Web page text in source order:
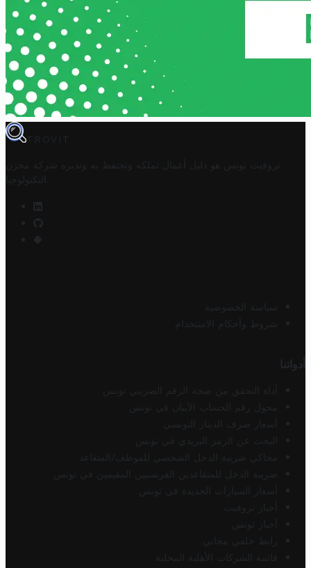
TROVIT
تروفيت تونس هو دليل أعمال تملكه وتحتفظ به وتديره
شركة مخزن
التكنولوجيا
سياسة الخصوصية
شروط وأحكام الاستخدام
أدواتنا
أداة التحقق من صحة الرقم الضريبي تونس
محول رقم الحساب الآيبان في تونس
أسعار صرف الدينار التونسي
البحث عن الرمز البريدي في تونس
محاكي ضريبة الدخل الشخصي للموظف/المتقاعد
ضريبة الدخل للمتقاعدين الفرنسيين المقيمين في تونس
أسعار السيارات الجديدة في تونس
أخبار تروفيت
أخبار تونس
رابط خلفي مجاني
قائمة الشركات الأهلية المحلية